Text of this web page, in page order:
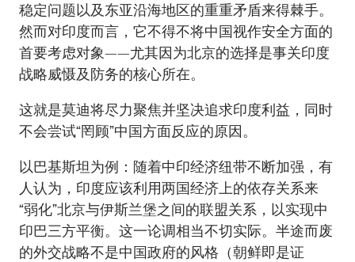
稳定问题以及东亚沿海地区的重重矛盾来得棘手。
然而对印度而言，它不得不将中国视作安全方面的
首要考虑对象——尤其因为北京的选择是事关印度
战略威慑及防务的核心所在。
这就是莫迪将尽力聚焦并坚决追求印度利益，同时
不会尝试“罔顾”中国方面反应的原因。
以巴基斯坦为例：随着中印经济纽带不断加强，有
人认为，印度应该利用两国经济上的依存关系来
“弱化”北京与伊斯兰堡之间的联盟关系，以实现中
印巴三方平衡。这一论调相当不切实际。半途而废
的外交战略不是中国政府的风格（朝鲜即是证